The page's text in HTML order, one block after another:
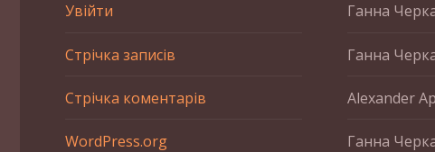
Увійти
Стрічка записів
Стрічка коментарів
WordPress.org
Ганна
Ганна
Alexander
Ганна